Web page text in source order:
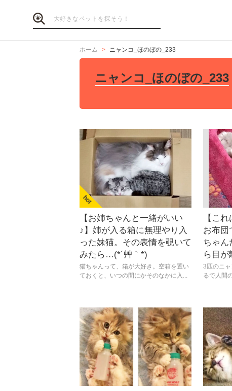
ホーム ニャンコ_ほのぼの_233
ニャンコ_ほのぼの_233
【お姉ちゃんと一緒がいい
♪】姉が入る箱に無理やり入
った妹猫。その表情を覗いて
みたら…(*´艸｀*)
猫ちゃんって、箱が大好き。空箱を置い
ておくと、いつの間にかそのなかに入...
【こ
お布団
ちゃん
ら目
3匹のニ
るで人間